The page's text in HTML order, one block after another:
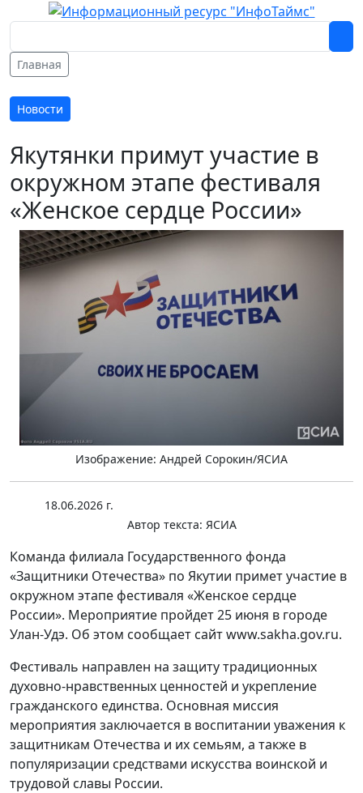
Главная
Новости
Якутянки примут участие в
окружном этапе фестиваля
«Женское сердце России»
Изображение: Андрей Сорокин/ЯСИА
18.06.2026 г.
Автор текста: ЯСИА
Команда филиала Государственного фонда
«Защитники Отечества» по Якутии примет участие в
окружном этапе фестиваля «Женское сердце
России». Мероприятие пройдет 25 июня в городе
Улан-Удэ. Об этом сообщает сайт www.sakha.gov.ru.
Фестиваль направлен на защиту традиционных
духовно-нравственных ценностей и укрепление
гражданского единства. Основная миссия
мероприятия заключается в воспитании уважения к
защитникам Отечества и их семьям, а также в
популяризации средствами искусства воинской и
трудовой славы России.